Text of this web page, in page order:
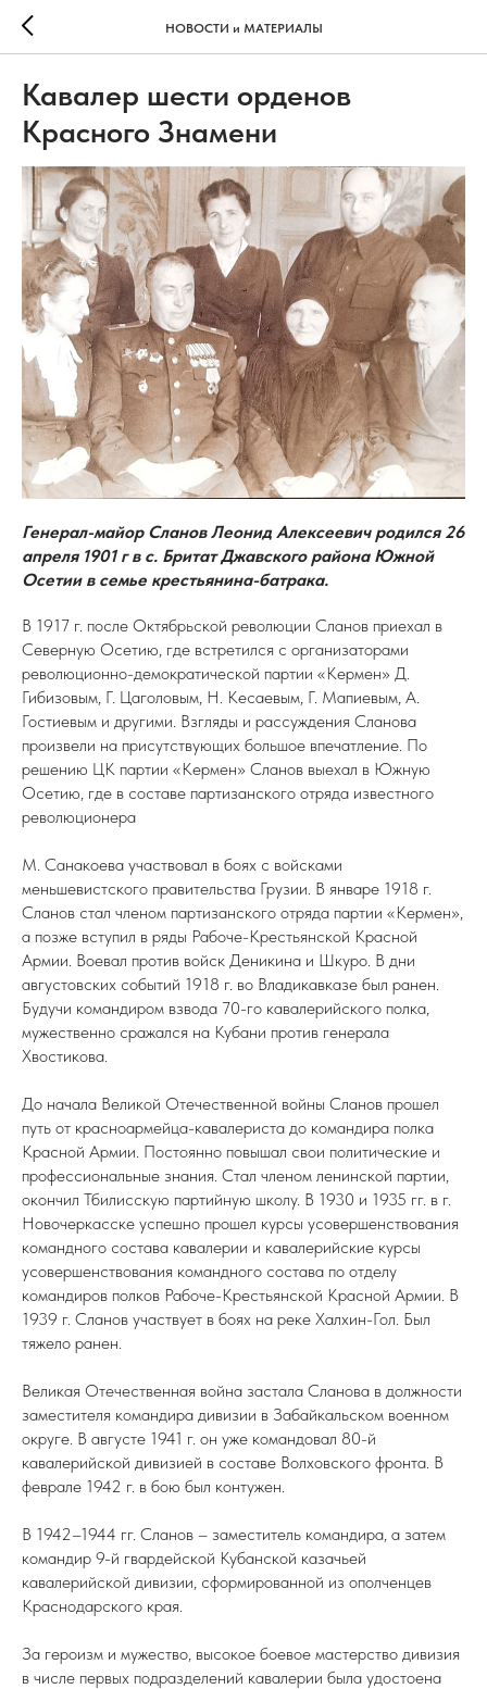
НОВОСТИ и МАТЕРИАЛЫ
Кавалер шести орденов
Красного Знамени
Генерал-майор Сланов Леонид Алексеевич родился 26
апреля 1901 г в с. Бритат Джавского района Южной
Осетии в семье крестьянина-батрака.
В 1917 г. после Октябрьской революции Сланов приехал в
Северную Осетию, где встретился с организаторами
революционно-демократической партии «Кермен» Д.
Гибизовым, Г. Цаголовым, Н. Кесаевым, Г. Мапиевым, А.
Гостиевым и другими. Взгляды и рассуждения Сланова
произвели на присутствующих большое впечатление. По
решению ЦК партии «Кермен» Сланов выехал в Южную
Осетию, где в составе партизанского отряда известного
революционера
М. Санакоева участвовал в боях с войсками
меньшевистского правительства Грузии. В январе 1918 г.
Сланов стал членом партизанского отряда партии «Кермен»,
а позже вступил в ряды Рабоче-Крестьянской Красной
Армии. Воевал против войск Деникина и Шкуро. В дни
августовских событий 1918 г. во Владикавказе был ранен.
Будучи командиром взвода 70-го кавалерийского полка,
мужественно сражался на Кубани против генерала
Хвостикова.
До начала Великой Отечественной войны Сланов прошел
путь от красноармейца-кавалериста до командира полка
Красной Армии. Постоянно повышал свои политические и
профессиональные знания. Стал членом ленинской партии,
окончил Тбилисскую партийную школу. В 1930 и 1935 гг. в г.
Новочеркасске успешно прошел курсы усовершенствования
командного состава кавалерии и кавалерийские курсы
усовершенствования командного состава по отделу
командиров полков Рабоче-Крестьянской Красной Армии. В
1939 г. Сланов участвует в боях на реке Халхин-Гол. Был
тяжело ранен.
Великая Отечественная война застала Сланова в должности
заместителя командира дивизии в Забайкальском военном
округе. В августе 1941 г. он уже командовал 80-й
кавалерийской дивизией в составе Волховского фронта. В
феврале 1942 г. в бою был контужен.
В 1942–1944 гг. Сланов – заместитель командира, а затем
командир 9-й гвардейской Кубанской казачьей
кавалерийской дивизии, сформированной из ополченцев
Краснодарского края.
За героизм и мужество, высокое боевое мастерство дивизия
в числе первых подразделений кавалерии была удостоена